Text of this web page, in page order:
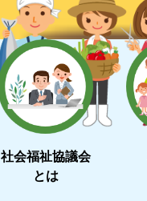
社会福祉協議会
とは